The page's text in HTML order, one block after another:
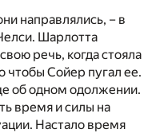
направлялись, – в
Шарлотта
речь, когда стояла
чтобы Сойер пугал ее.
об одном одолжении.
время и силы на
Настало время